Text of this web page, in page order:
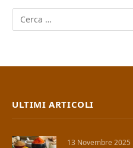
ULTIMI ARTICOLI
13 Novembre 2025